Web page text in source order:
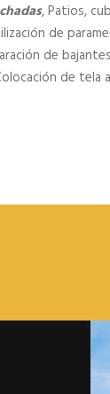
, Patios,
de
de
de